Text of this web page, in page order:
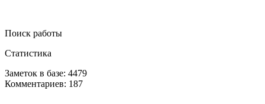
Поиск работы
Статистика
Заметок в базе: 4479
Комментариев: 187